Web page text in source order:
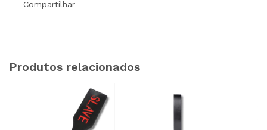
Compartilhar
Produtos relacionados